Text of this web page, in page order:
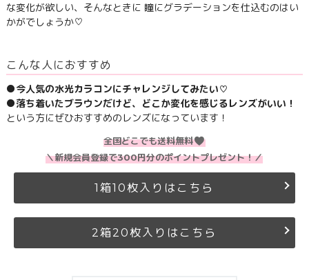
な変化が欲しい、そんなときに 瞳にグラデーションを仕込むのはい
かがでしょうか♡
こんな人におすすめ
●今人気の水光カラコンにチャレンジしてみたい♡
●落ち着いたブラウンだけど、どこか変化を感じるレンズがいい！
という方にぜひおすすめのレンズになっています！
全国どこでも送料無料
＼新規会員登録で300円分のポイントプレゼント！／
1箱10枚入りはこちら
2箱20枚入りはこちら